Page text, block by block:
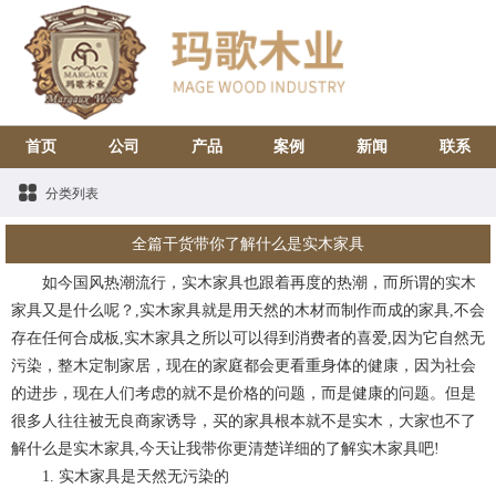
首页 公司 产品 案例 新闻 联系
分类列表
全篇干货带你了解什么是实木家具
如今国风热潮流行，实木家具也跟着再度的热潮，而所谓的实木
家具又是什么呢？,实木家具就是用天然的木材而制作而成的家具,不会
存在任何合成板,实木家具之所以可以得到消费者的喜爱,因为它自然无
污染，整木定制家居，现在的家庭都会更看重身体的健康，因为社会
的进步，现在人们考虑的就不是价格的问题，而是健康的问题。但是
很多人往往被无良商家诱导，买的家具根本就不是实木，大家也不了
解什么是实木家具,今天让我带你更清楚详细的了解实木家具吧!
1. 实木家具是天然无污染的